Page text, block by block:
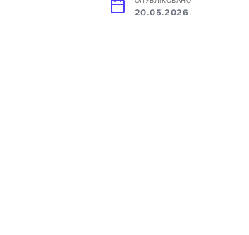
20.05.2026